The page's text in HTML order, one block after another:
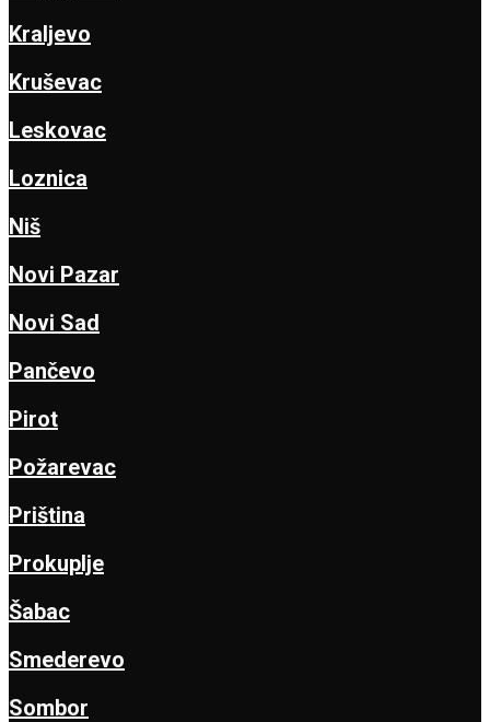
Kraljevo
Kruševac
Leskovac
Loznica
Niš
Novi Pazar
Novi Sad
Pančevo
Pirot
Požarevac
Priština
Prokuplje
Šabac
Smederevo
Sombor